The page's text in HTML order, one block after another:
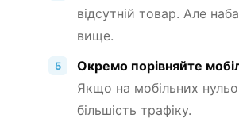
відсутній товар. Але
вище.
Окремо порівняйте
Якщо на мобільних
більшість трафіку.